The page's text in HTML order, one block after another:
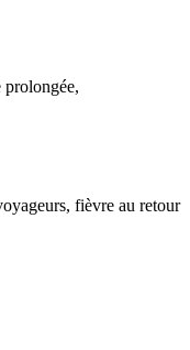
fièvre au retour